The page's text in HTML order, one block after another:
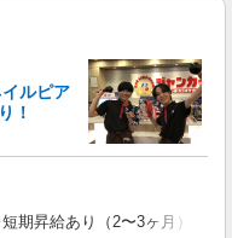
ルピア
！
期昇給あり（2〜3ヶ月）